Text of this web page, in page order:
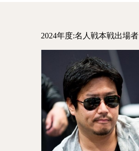
2024年度:名人戦本戦出場者